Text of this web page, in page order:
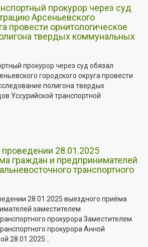
прокурор через суд
Арсеньевского
провести орнитологическое
твердых коммунальных
прокурор через суд обязал
городского округа провести
полигона твердых
Уссурийской транспортной
28.01.2025
граждан и предпринимателей
транспортного
28.01.2025 выездного приёма
заместителем
прокурора Заместителем
прокурора Анной
28.01.2025...